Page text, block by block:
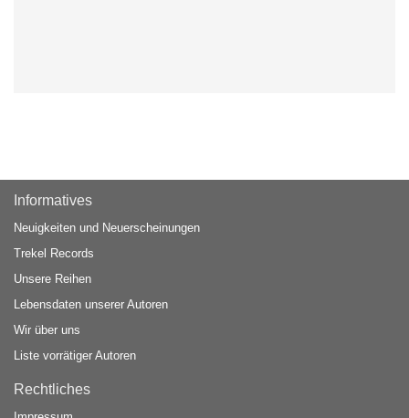
Informatives
Neuigkeiten und Neuerscheinungen
Trekel Records
Unsere Reihen
Lebensdaten unserer Autoren
Wir über uns
Liste vorrätiger Autoren
Rechtliches